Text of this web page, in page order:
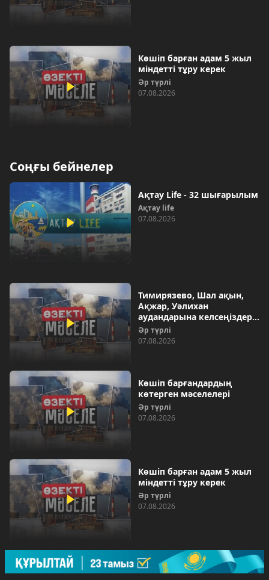
Көшіп барған адам 5 жыл
міндетті тұру керек
Әр түрлі
07.08.2026
Соңғы бейнелер
Ақтау Life - 32 шығарылым
Ақтау life
07.08.2026
Тимирязево, Шал ақын,
Ақжар, Уәлихан
аудандарына келсеңіздер…
Әр түрлі
07.08.2026
Көшіп барғандардың
көтерген мәселелері
Әр түрлі
07.08.2026
Көшіп барған адам 5 жыл
міндетті тұру керек
Әр түрлі
07.08.2026